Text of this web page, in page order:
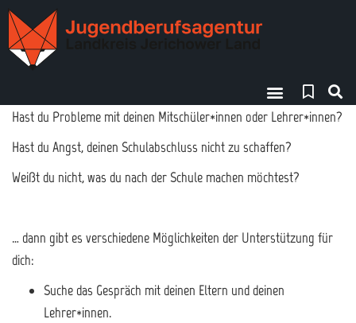
Hast du Probleme mit deinen Mitschüler*innen oder Lehrer*innen?
Hast du Angst, deinen Schulabschluss nicht zu schaffen?
Weißt du nicht, was du nach der Schule machen möchtest?
… dann gibt es verschiedene Möglichkeiten der Unterstützung für
dich:
Suche das Gespräch mit deinen Eltern und deinen
Lehrer*innen.